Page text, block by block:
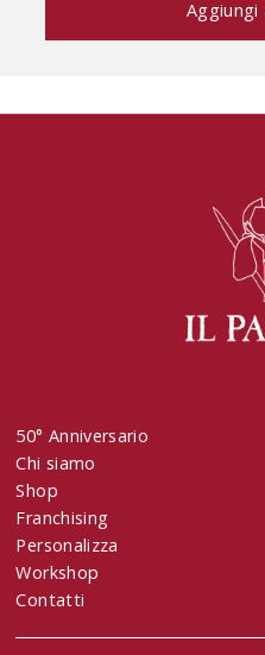
50° Anniversario
Chi siamo
Shop
Franchising
Personalizza
Workshop
Contatti